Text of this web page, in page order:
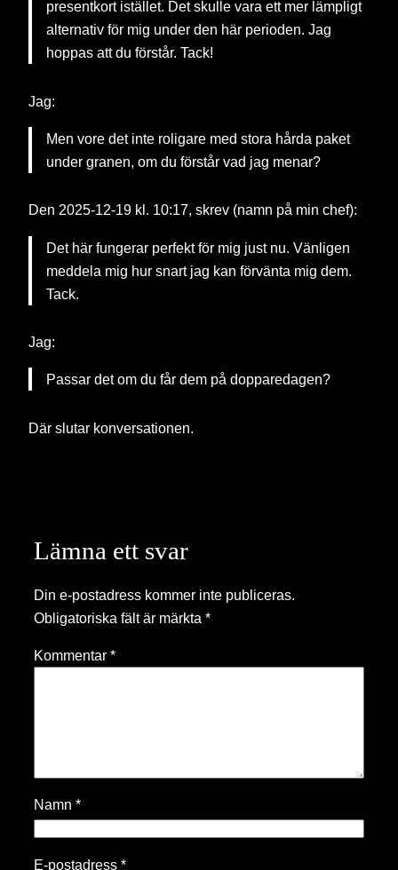
presentkort istället. Det skulle vara ett mer lämpligt
alternativ för mig under den här perioden. Jag
hoppas att du förstår. Tack!
Jag:
Men vore det inte roligare med stora hårda paket
under granen, om du förstår vad jag menar?
Den 2025-12-19 kl. 10:17, skrev (namn på min chef):
Det här fungerar perfekt för mig just nu. Vänligen
meddela mig hur snart jag kan förvänta mig dem.
Tack.
Jag:
Passar det om du får dem på dopparedagen?
Där slutar konversationen.
Lämna ett svar
Din e-postadress kommer inte publiceras.
Obligatoriska fält är märkta *
Kommentar *
Namn *
E-postadress *